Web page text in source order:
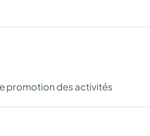
promotion des activités